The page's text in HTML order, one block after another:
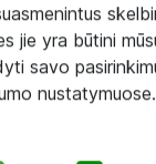
jie yra būtini
savo
nustatymuose.